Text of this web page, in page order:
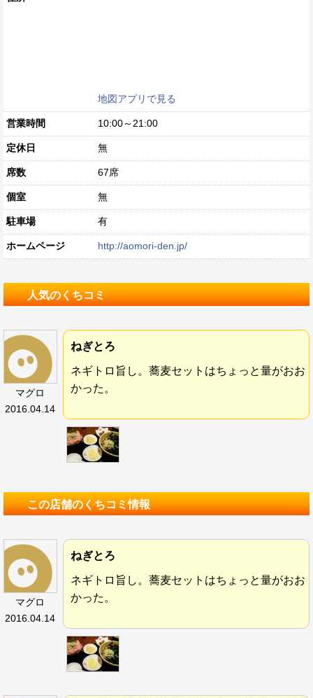
地図アプリで見る
営業時間 10:00～21:00
定休日 無
席数 67席
個室 無
駐車場 有
ホームページ http://aomori-den.jp/
人気のくちコミ
マグロ
2016.04.14
ねぎとろ
ネギトロ旨し。蕎麦セットはちょっと量がおお
かった。
この店舗のくちコミ情報
マグロ
2016.04.14
ねぎとろ
ネギトロ旨し。蕎麦セットはちょっと量がおお
かった。